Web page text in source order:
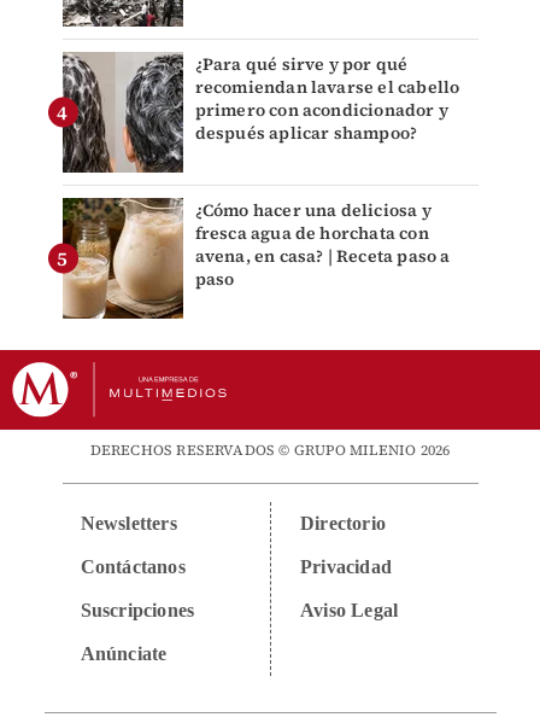
¿Para qué sirve y por qué
recomiendan lavarse el cabello
primero con acondicionador y
después aplicar shampoo?
¿Cómo hacer una deliciosa y
fresca agua de horchata con
avena, en casa? | Receta paso a
paso
DERECHOS RESERVADOS © GRUPO MILENIO 2026
Newsletters
Contáctanos
Suscripciones
Anúnciate
Directorio
Privacidad
Aviso Legal